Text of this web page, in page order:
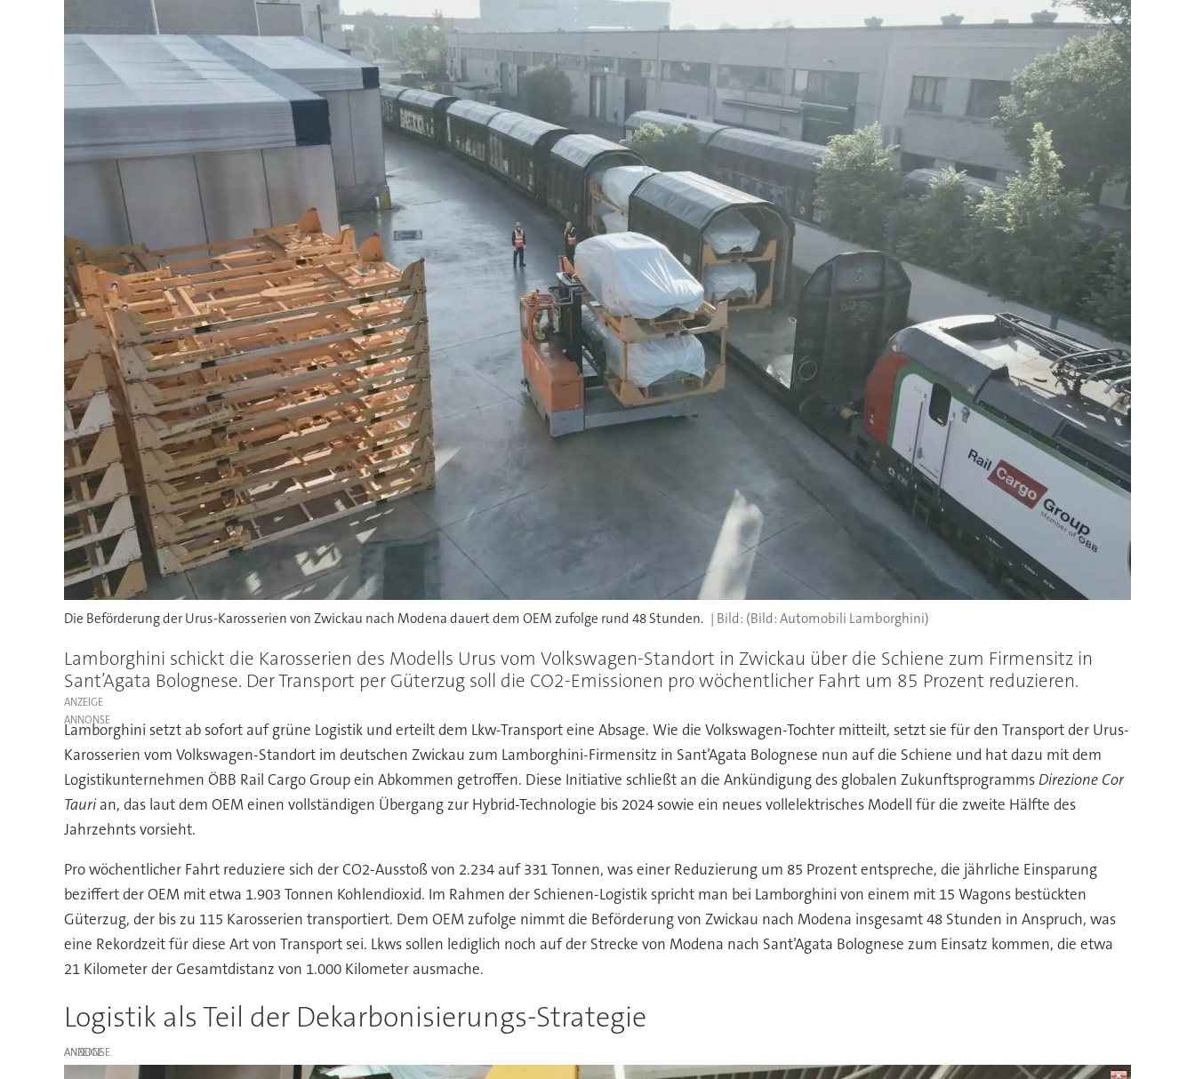
Die Beförderung der Urus-Karosserien von Zwickau nach Modena dauert dem OEM zufolge rund 48 Stunden. (Bild: Automobili Lamborghini)
Lamborghini schickt die Karosserien des Modells Urus vom Volkswagen-Standort in Zwickau über die Schiene zum Firmensitz in
Sant’Agata Bolognese. Der Transport per Güterzug soll die CO2-Emissionen pro wöchentlicher Fahrt um 85 Prozent reduzieren.
ANZEIGE
Lamborghini setzt ab sofort auf grüne Logistik und erteilt dem Lkw-Transport eine Absage. Wie die Volkswagen-Tochter mitteilt, setzt sie für den Transport der Urus-
Karosserien vom Volkswagen-Standort im deutschen Zwickau zum Lamborghini-Firmensitz in Sant’Agata Bolognese nun auf die Schiene und hat dazu mit dem
Logistikunternehmen ÖBB Rail Cargo Group ein Abkommen getroffen. Diese Initiative schließt an die Ankündigung des globalen ZukunftsprogrammsDirezione Cor
Taurian, das laut dem OEM einen vollständigen Übergang zur Hybrid-Technologie bis 2024 sowie ein neues vollelektrisches Modell für die zweite Hälfte des
Jahrzehnts vorsieht.
Pro wöchentlicher Fahrt reduziere sich der CO2-Ausstoß von 2.234 auf 331 Tonnen, was einer Reduzierung um 85 Prozent entspreche, die jährliche Einsparung
beziffert der OEM mit etwa 1.903 Tonnen Kohlendioxid. Im Rahmen der Schienen-Logistik spricht man bei Lamborghini von einem mit 15 Wagons bestückten
Güterzug, der bis zu 115 Karosserien transportiert. Dem OEM zufolge nimmt die Beförderung von Zwickau nach Modena insgesamt 48 Stunden in Anspruch, was
eine Rekordzeit für diese Art von Transport sei. Lkws sollen lediglich noch auf der Strecke von Modena nach Sant’Agata Bolognese zum Einsatz kommen, die etwa
21 Kilometer der Gesamtdistanz von 1.000 Kilometer ausmache.
Logistik als Teil der Dekarbonisierungs-Strategie
ANZEIGE